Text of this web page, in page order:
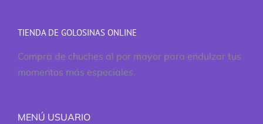
TIENDA DE GOLOSINAS ONLINE
Compra de chuches al por mayor para endulzar tus
momentos más especiales.
MENÚ USUARIO